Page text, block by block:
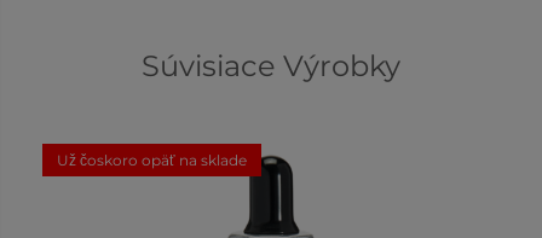
Súvisiace Výrobky
Už čoskoro opäť na sklade